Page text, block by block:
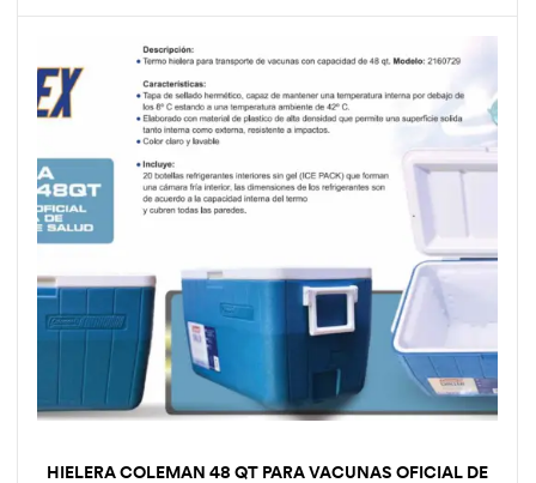
HIELERA COLEMAN 48 QT PARA VACUNAS OFICIAL DE